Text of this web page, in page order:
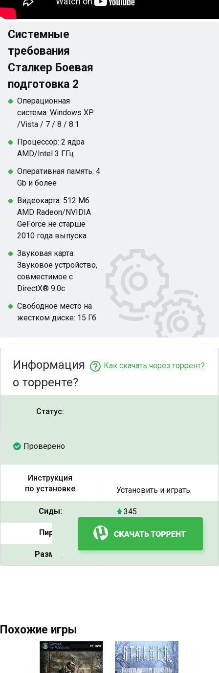
Системные
требования
Сталкер Боевая
подготовка 2
Операционная
система: Windows XP
/Vista / 7 / 8 / 8.1
Процессор: 2 ядра
AMD/Intel 3 ГГц
Оперативная память: 4
Gb и более
Видеокарта: 512 Mб
AMD Radeon/NVIDIA
GeForce не старше
2010 года выпуска
Звуковая карта:
Звуковое устройство,
совместимое с
DirectX® 9.0с
Свободное место на
жестком диске: 15 Гб
Как скачать через торрент?
Информация
о торренте?
Статус:
Проверено
Инструкция
по установке
Установить и играть.
Сиды: 345
Пиры: 18
Размер: 5.49 ГБ
Похожие игры